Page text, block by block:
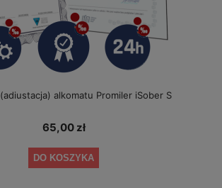
alkomatu Promiler iSober S
65,00 zł
DO KOSZYKA